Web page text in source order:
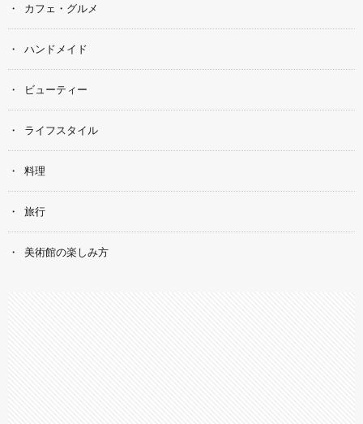
カフェ・グルメ
ハンドメイド
ビューティー
ライフスタイル
料理
旅行
美術館の楽しみ方